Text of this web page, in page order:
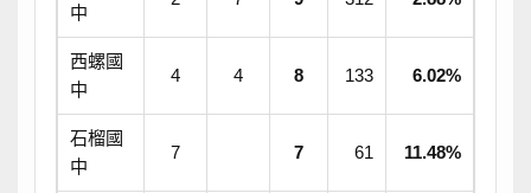
中
西螺國
中
4 4 8 133 6.02%
石榴國
中
7 7 61 11.48%